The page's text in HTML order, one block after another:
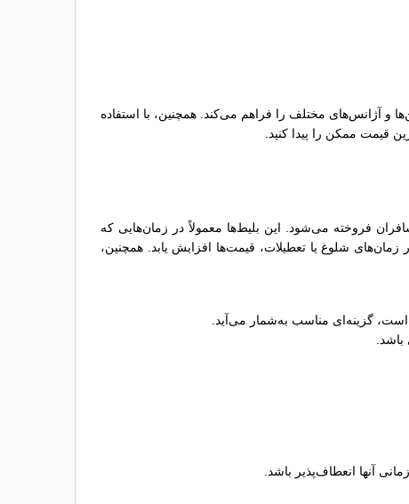
و آژانس‌های مختلف را فراهم می‌کند. همچنین، با استفاده
قیمت ممکن را پیدا کنید.
فروخته می‌شود. این بلیط‌ها معمولاً در زمان‌هایی که
شلوغ یا تعطیلات، قیمت‌ها افزایش یابد. همچنین،
گزینه‌ای مناسب به‌شمار می‌آید.
آنها انعطاف‌پذیر باشد.